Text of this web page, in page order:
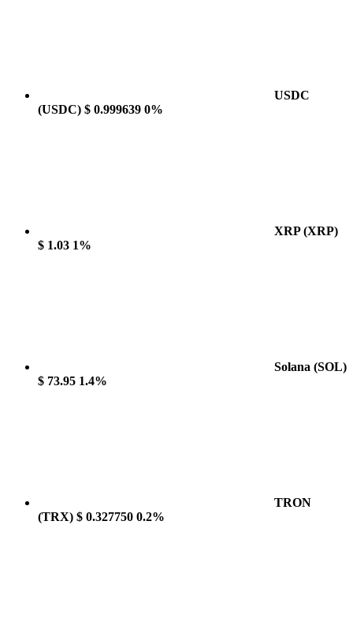
USDC
(USDC) $ 0.999639 0%
XRP(XRP)
$ 1.03 1%
Solana (SOL)
$ 73.95 1.4%
TRON
(TRX) $ 0.327750 0.2%